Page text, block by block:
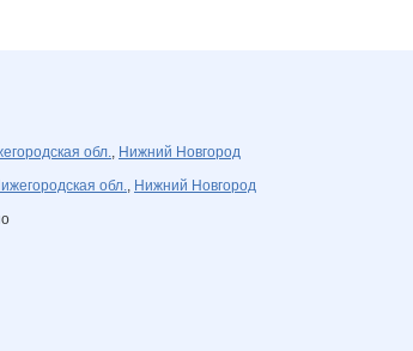
обл., Нижний Новгород
обл., Нижний Новгород